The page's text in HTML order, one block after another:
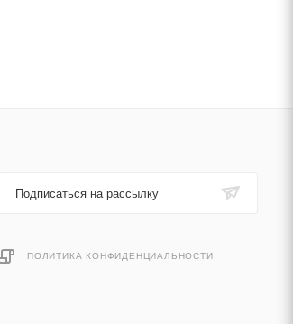
Подписаться на рассылку
ПОЛИТИКА КОНФИДЕНЦИАЛЬНОСТИ